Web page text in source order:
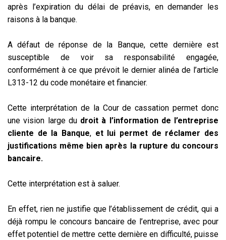
après l’expiration du délai de préavis, en demander les
raisons à la banque.
A défaut de réponse de la Banque, cette dernière est
susceptible de voir sa responsabilité engagée,
conformément à ce que prévoit le dernier alinéa de l’article
L313-12 du code monétaire et financier.
Cette interprétation de la Cour de cassation permet donc
une vision large du droit à l’information de l’entreprise
cliente de la Banque, et lui permet de réclamer des
justifications même bien après la rupture du concours
bancaire.
Cette interprétation est à saluer.
En effet, rien ne justifie que l’établissement de crédit, qui a
déjà rompu le concours bancaire de l’entreprise, avec pour
effet potentiel de mettre cette dernière en difficulté, puisse